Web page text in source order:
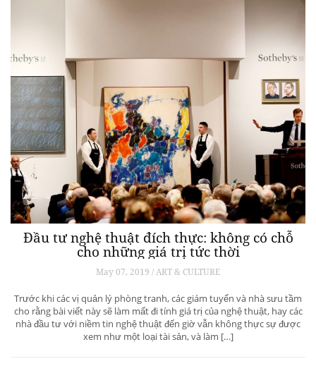
Đầu tư nghệ thuật đích thực: không có chỗ
cho những giá trị tức thời
May 07, 2019 / ART & CULTURE
Trước khi các vị quản lý phòng tranh, các giám tuyển và nhà sưu tầm
cho rằng bài viết này sẽ làm mất đi tính giá trị của nghệ thuật, hay các
nhà đầu tư với niềm tin nghệ thuật đến giờ vẫn không thực sự được
xem như một loại tài sản, và làm […]